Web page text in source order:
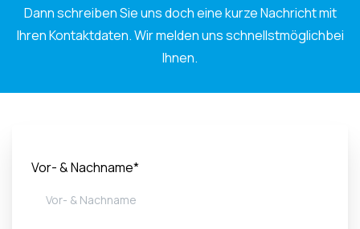
Dann schreiben Sie uns doch eine kurze Nachricht mit
Ihren Kontaktdaten. Wir melden uns schnellstmöglichbei
Ihnen.
Vor- & Nachname*